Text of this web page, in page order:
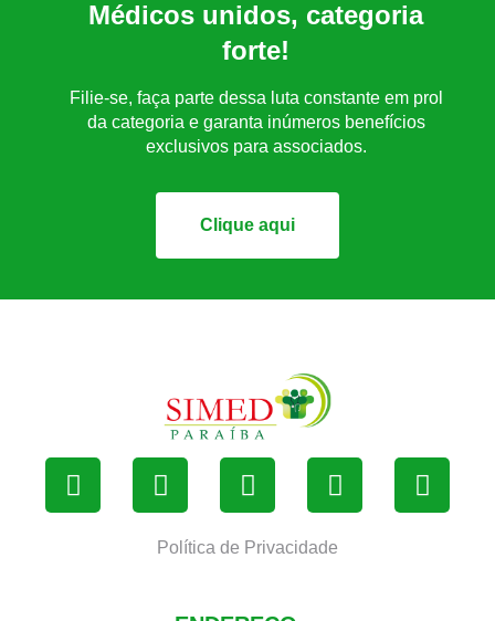
Médicos unidos, categoria
forte!
Filie-se, faça parte dessa luta constante em prol
da categoria e garanta inúmeros benefícios
exclusivos para associados.
Clique aqui
Política de Privacidade